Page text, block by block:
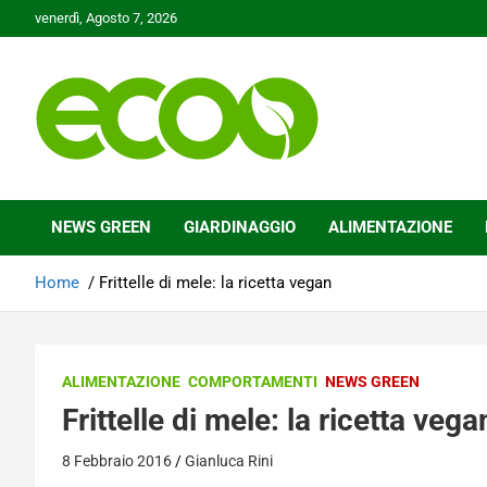
to
venerdì, Agosto 7, 2026
Ecoo.it
NEWS GREEN GIARDINAGGIO ALIMENTAZIONE
Home Frittelle di mele: la ricetta vegan
ALIMENTAZIONE COMPORTAMENTI NEWS GREEN
Frittelle di mele: la ricetta
8 Febbraio 2016 Gianluca Rini